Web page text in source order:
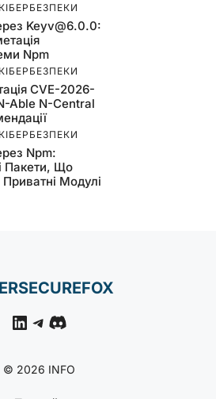
Keyv@6.0.0:
Npm
CVE-2026-
Able N-Central
Npm:
Пакети, Що
Приватні Модулі
LinkedIn
Telegram
Discord
© 2026 INFO